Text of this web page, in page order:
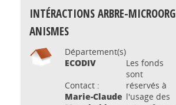
INTÉRACTIONS ARBRE-MICROORG
ANISMES
Département(s)
ECODIV
Contact :
Marie-Claude
Les fonds
sont
réservés à
l'usage des